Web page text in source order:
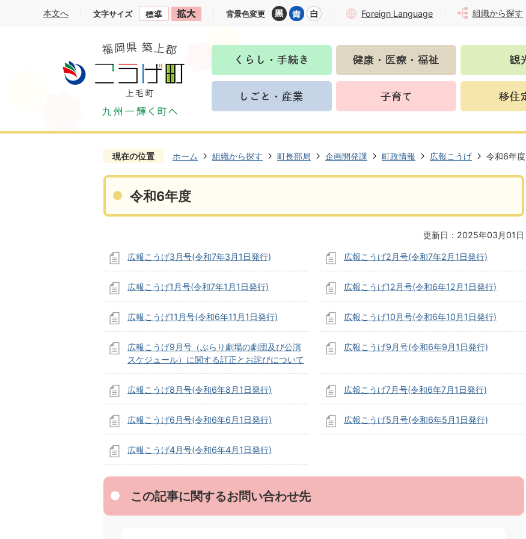
本文へ 文字サイズ 背景色変更 Foreign Language 組織から探す
現在の位置 ホーム 組織から探す 町長部局 企画開発課 町政情報 広報こうげ 令和6年度
令和6年度
更新日：2025年03月01日
広報こうげ3月号(令和7年3月1日発行) 広報こうげ2月号(令和7年2月1日発行)
広報こうげ1月号(令和7年1月1日発行) 広報こうげ12月号(令和6年12月1日発行)
広報こうげ11月号(令和6年11月1日発行) 広報こうげ10月号(令和6年10月1日発行)
広報こうげ9月号（ぶらり劇場の劇団及び公演
スケジュール）に関する訂正とお詫びについて
広報こうげ9月号(令和6年9月1日発行)
広報こうげ8月号(令和6年8月1日発行) 広報こうげ7月号(令和6年7月1日発行)
広報こうげ6月号(令和6年6月1日発行) 広報こうげ5月号(令和6年5月1日発行)
広報こうげ4月号(令和6年4月1日発行)
この記事に関するお問い合わせ先